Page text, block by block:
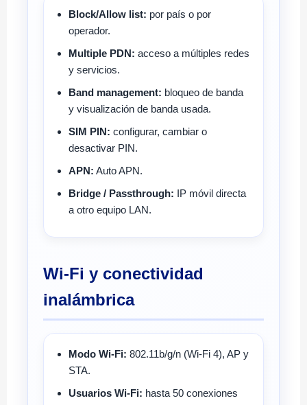
Block/Allow list: por país o por
operador.
Multiple PDN: acceso a múltiples redes
y servicios.
Band management: bloqueo de banda
y visualización de banda usada.
SIM PIN: configurar, cambiar o
desactivar PIN.
APN: Auto APN.
Bridge / Passthrough: IP móvil directa
a otro equipo LAN.
Wi-Fi y conectividad
inalámbrica
Modo Wi-Fi: 802.11b/g/n (Wi-Fi 4), AP y
STA.
Usuarios Wi-Fi: hasta 50 conexiones